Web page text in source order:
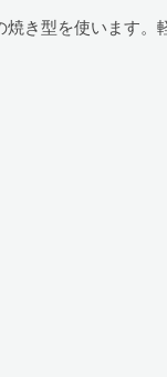
き型を使います。